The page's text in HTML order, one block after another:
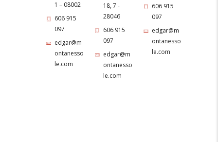
1 – 08002
606 915
097
edgar@m
ontanesso
le.com
18, 7 -
28046
606 915
097
edgar@m
ontanesso
le.com
606 915
097
edgar@m
ontanesso
le.com